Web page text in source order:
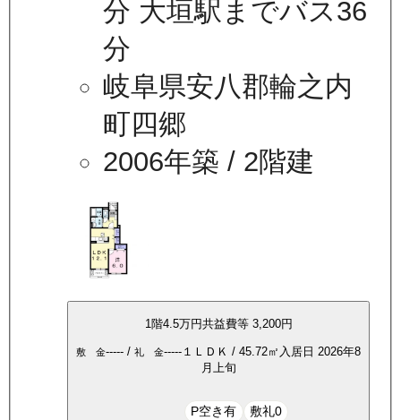
分 大垣駅までバス36
分
岐阜県安八郡輪之内
町四郷
2006年築 / 2階建
1階4.5万円共益費等 3,200円
敷 金----- / 礼 金----- １ＬＤＫ / 45.72㎡ 入居日 2026年8
月上旬
P空き有 敷礼0